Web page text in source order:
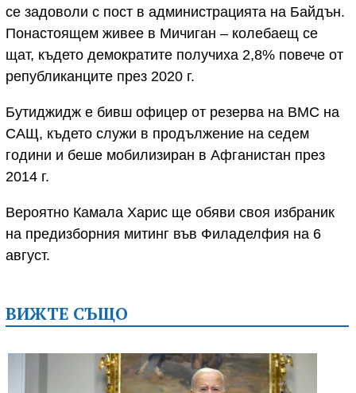
се задоволи с пост в администрацията на Байдън.
Понастоящем живее в Мичиган – колебаещ се
щат, където демократите получиха 2,8% повече от
републиканците през 2020 г.
Бутиджидж е бивш офицер от резерва на ВМС на
САЩ, където служи в продължение на седем
години и беше мобилизиран в Афганистан през
2014 г.
Вероятно Камала Харис ще обяви своя избраник
на предизборния митинг във Филаделфия на 6
август.
ВИЖТЕ СЪЩО